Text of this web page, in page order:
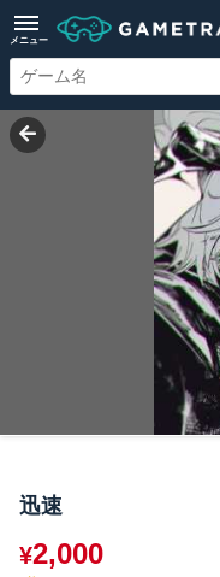
メニュー
迅速
¥2,000